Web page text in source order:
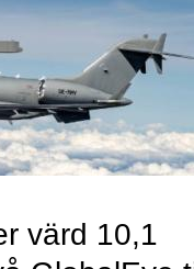
värd 10,1